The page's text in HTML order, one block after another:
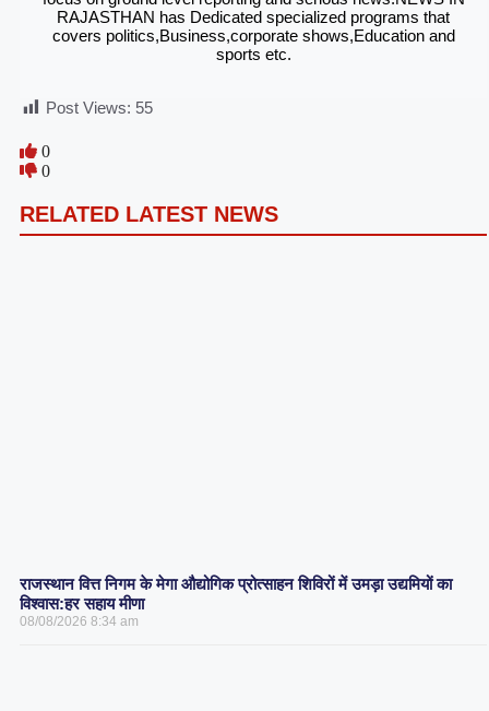
RAJASTHAN has Dedicated specialized programs that
covers politics,Business,corporate shows,Education and
sports etc.
Post Views: 55
0
0
RELATED LATEST NEWS
राजस्थान वित्त निगम के मेगा औद्योगिक प्रोत्साहन शिविरों में उमड़ा उद्यमियों का
विश्वास:हर सहाय मीणा
08/08/2026 8:34 am